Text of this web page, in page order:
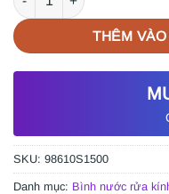
THÊM
SKU: 98610S1500
Danh mục: Bình nước rửa